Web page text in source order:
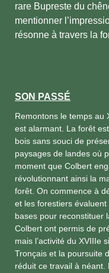
rare Bupreste du
mentionner
résonne à travers la
SON PASSÉ
Remontons le temps au
est alarmant. La forêt
bois sans souci de
paysages de landes où
moment que Colbert
révolutionnant ainsi la
forêt. On commence à
et les forestiers
bases pour reconstituer
Colbert ont permis de
mais l’activité du XVIIIe
Tronçais et la poursuite
réduit ce travail à